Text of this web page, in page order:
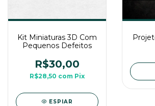
Kit Miniaturas 3D Com
Pequenos Defeitos
R$30,00
R$28,50 com Pix
ESPIAR